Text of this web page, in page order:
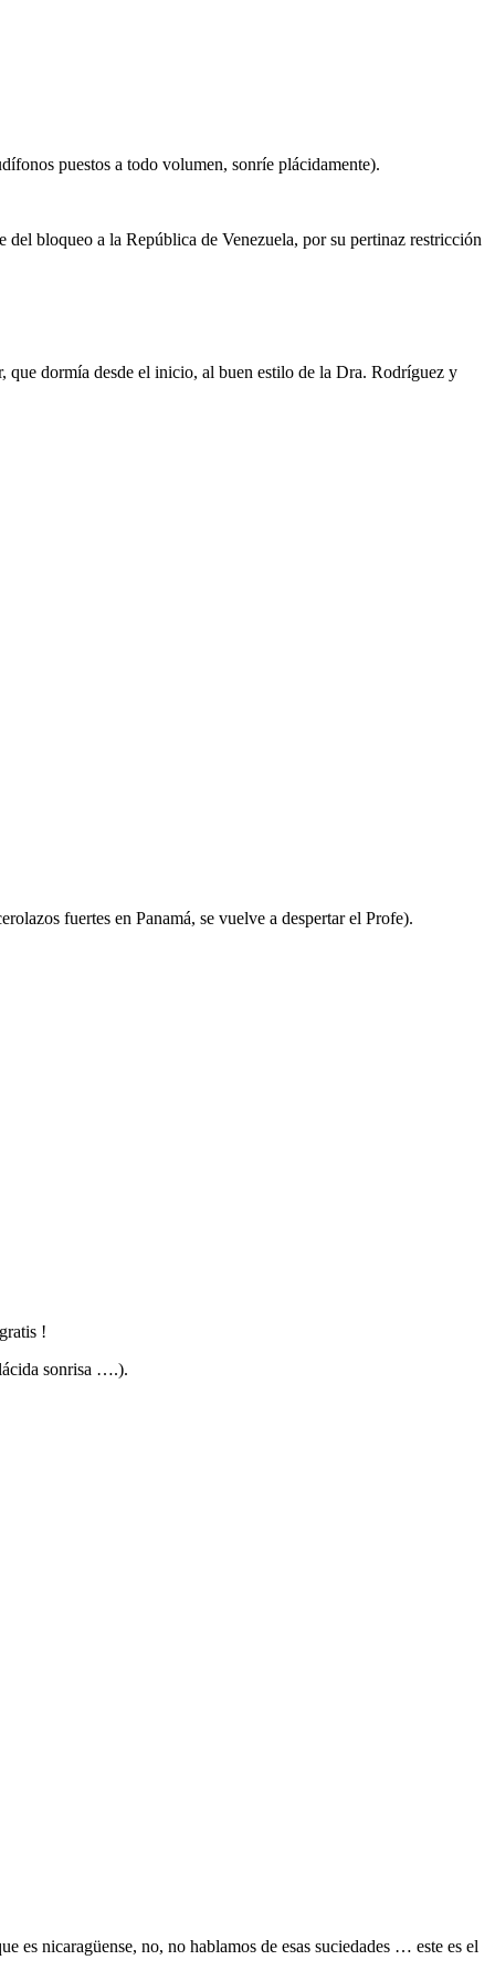
puestos a todo volumen, sonríe plácidamente).
del bloqueo a la República de Venezuela, por su pertinaz restricción
que dormía desde el inicio, al buen estilo de la Dra. Rodríguez y
fuertes en Panamá, se vuelve a despertar el Profe).
!
sonrisa ….).
es nicaragüense, no, no hablamos de esas suciedades … este es el